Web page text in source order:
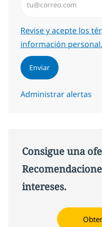
Required
Revise y acepte los
información personal.
Enviar
Administrar alertas
Consigue una
intereses.